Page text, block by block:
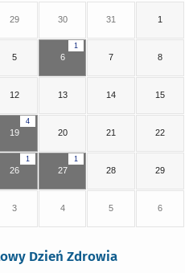
29 30 31 1
5
1
6 7 8
12 13 14 15
4
19 20 21 22
1
26
1
27 28 29
3 4 5 6
Dzień Zdrowia